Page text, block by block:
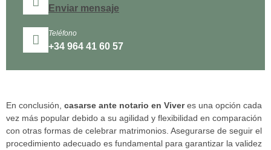
Enviar mensaje
Teléfono
+34 964 41 60 57
En conclusión, casarse ante notario en Viveres una opción cada
vez más popular debido a su agilidad y flexibilidad en comparación
con otras formas de celebrar matrimonios. Asegurarse de seguir el
procedimiento adecuado es fundamental para garantizar la validez